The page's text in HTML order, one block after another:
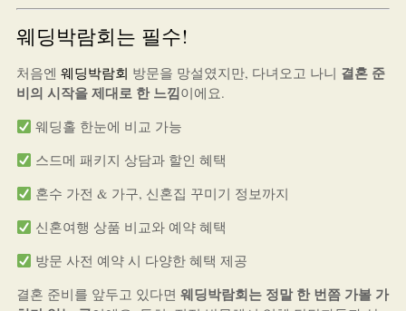
웨딩박람회는 필수!
처음엔 웨딩박람회 방문을 망설였지만, 다녀오고 나니 결혼 준
비의 시작을 제대로 한 느낌이에요.
웨딩홀 한눈에 비교 가능
스드메 패키지 상담과 할인 혜택
혼수 가전 & 가구, 신혼집 꾸미기 정보까지
신혼여행 상품 비교와 예약 혜택
방문 사전 예약 시 다양한 혜택 제공
결혼 준비를 앞두고 있다면 웨딩박람회는 정말 한 번쯤 가볼 가